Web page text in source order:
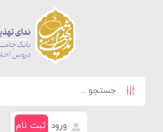
ورود ثبت نام